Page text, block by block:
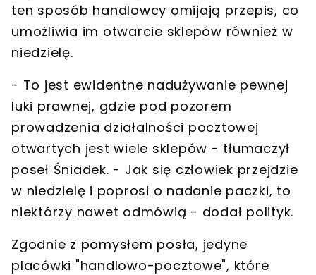
ten sposób handlowcy omijają przepis, co
umożliwia im otwarcie sklepów również w
niedzielę.
- To jest ewidentne nadużywanie pewnej
luki prawnej, gdzie pod pozorem
prowadzenia działalności pocztowej
otwartych jest wiele sklepów - tłumaczył
poseł Śniadek. - Jak się człowiek przejdzie
w niedzielę i poprosi o nadanie paczki, to
niektórzy nawet odmówią - dodał polityk.
Zgodnie z pomysłem posła, jedyne
placówki "handlowo-pocztowe", które